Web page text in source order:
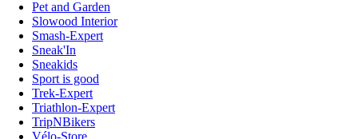
Pet and Garden
Slowood Interior
Smash-Expert
Sneak'In
Sneakids
Sport is good
Trek-Expert
Triathlon-Expert
TripNBikers